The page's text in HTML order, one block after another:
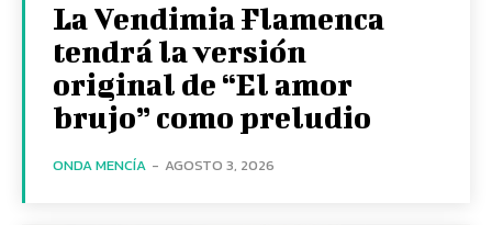
La Vendimia Flamenca
tendrá la versión
original de “El amor
brujo” como preludio
ONDA MENCÍA - AGOSTO 3, 2026